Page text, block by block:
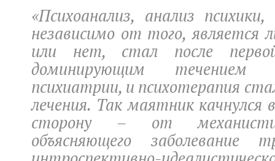
«Психоанализ, анализ
независимо от того, является
или нет, стал после
доминирующим течением
психиатрии, и психотерапия
лечения. Так маятник
сторону – от
объясняющего заболевание